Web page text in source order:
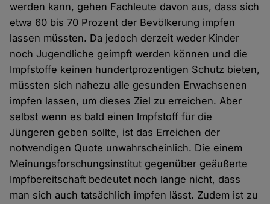
werden kann, gehen Fachleute davon aus, dass sich
etwa 60 bis 70 Prozent der Bevölkerung impfen
lassen müssten. Da jedoch derzeit weder Kinder
noch Jugendliche geimpft werden können und die
Impfstoffe keinen hundertprozentigen Schutz bieten,
müssten sich nahezu alle gesunden Erwachsenen
impfen lassen, um dieses Ziel zu erreichen. Aber
selbst wenn es bald einen Impfstoff für die
Jüngeren geben sollte, ist das Erreichen der
notwendigen Quote unwahrscheinlich. Die einem
Meinungsforschungsinstitut gegenüber geäußerte
Impfbereitschaft bedeutet noch lange nicht, dass
man sich auch tatsächlich impfen lässt. Zudem ist zu